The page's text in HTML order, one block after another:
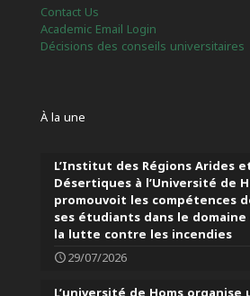
Contact Us
Academic Email Login
Décisions des conseils universitaires
À la une
L’Institut des Régions Arides
Désertiques à l’Université de
promouvoit les compétences
ses étudiants dans le domaine
la lutte contre les incendies
29/07/2026